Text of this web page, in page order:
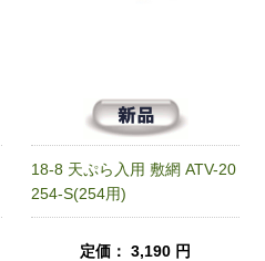
18-8 天ぷら入用 敷網 ATV-20
254-S(254用)
定価： 3,190 円